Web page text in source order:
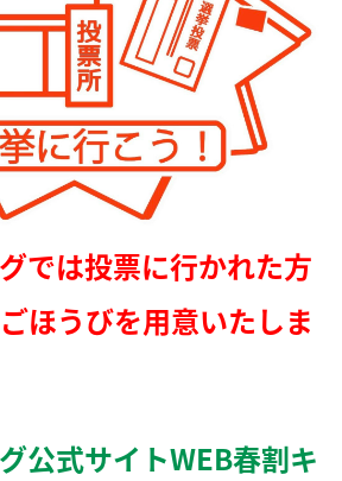
では投票に行かれた方
ほうびを用意いたしま
公式サイトWEB春割キ